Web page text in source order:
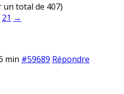
un total de 407)
21 →
min #59689 Répondre